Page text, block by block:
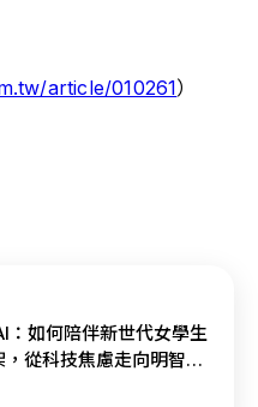
article/010261）
：如何陪伴新世代女學生
從科技焦慮走向明智協